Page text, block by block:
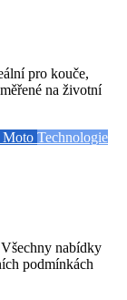
pro kouče,
na životní
Technologie
nabídky
podmínkách